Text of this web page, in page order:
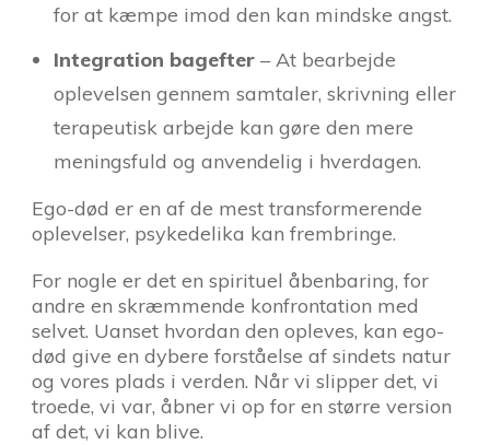
for at kæmpe imod den kan mindske angst.
Integration bagefter – At bearbejde
oplevelsen gennem samtaler, skrivning eller
terapeutisk arbejde kan gøre den mere
meningsfuld og anvendelig i hverdagen.
Ego-død er en af de mest transformerende
oplevelser, psykedelika kan frembringe.
For nogle er det en spirituel åbenbaring, for
andre en skræmmende konfrontation med
selvet. Uanset hvordan den opleves, kan ego-
død give en dybere forståelse af sindets natur
og vores plads i verden. Når vi slipper det, vi
troede, vi var, åbner vi op for en større version
af det, vi kan blive.